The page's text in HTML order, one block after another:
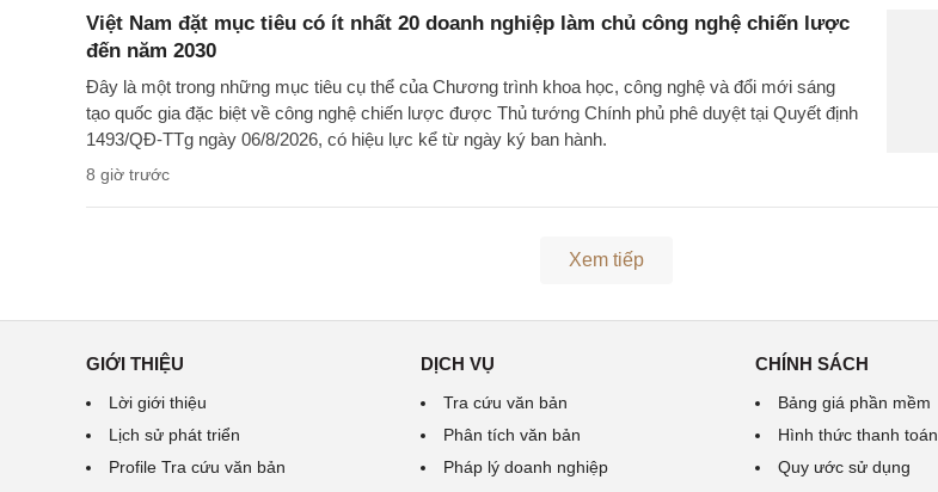
Việt Nam đặt mục tiêu có ít nhất 20 doanh nghiệp làm chủ công nghệ chiến lược
đến năm 2030
Đây là một trong những mục tiêu cụ thể của Chương trình khoa học, công nghệ và đổi mới sáng
tạo quốc gia đặc biệt về công nghệ chiến lược được Thủ tướng Chính phủ phê duyệt tại Quyết định
1493/QĐ-TTg ngày 06/8/2026, có hiệu lực kể từ ngày ký ban hành.
8 giờ trước
Xem tiếp
GIỚI THIỆU
Lời giới thiệu
Lịch sử phát triển
Profile Tra cứu văn bản
DỊCH VỤ
Tra cứu văn bản
Phân tích văn bản
Pháp lý doanh nghiệp
CHÍNH SÁCH
Bảng giá phần mềm
Hình thức thanh toán
Quy ước sử dụng